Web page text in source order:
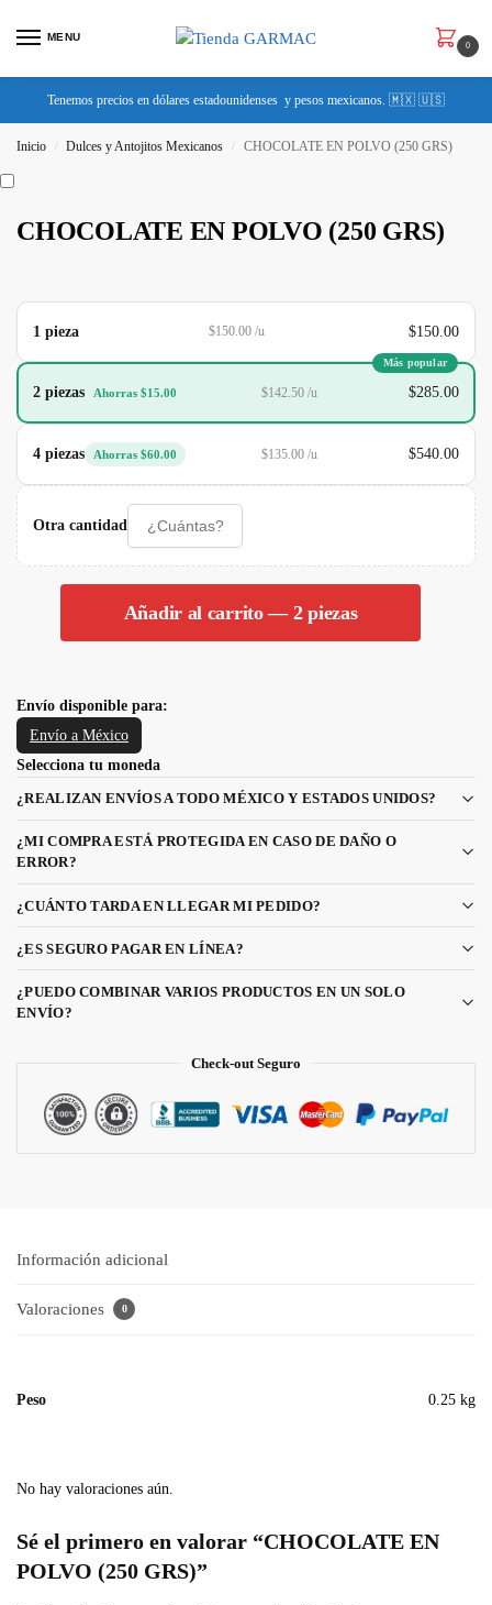
MENU
0
Tenemos precios en dólares estadounidenses y pesos mexicanos. 🇲🇽 🇺🇸
Inicio / Dulces y Antojitos Mexicanos / CHOCOLATE EN POLVO (250 GRS)
CHOCOLATE EN POLVO (250 GRS)
1 pieza $150.00 /u $150.00
Más popular
2 piezas Ahorras $15.00 $142.50 /u $285.00
4 piezas Ahorras $60.00 $135.00 /u $540.00
Otra cantidad
Añadir al carrito — 2 piezas
Envío disponible para:
Envío a México
Selecciona tu moneda
¿REALIZAN ENVÍOS A TODO MÉXICO Y ESTADOS UNIDOS?
¿MI COMPRA ESTÁ PROTEGIDA EN CASO DE DAÑO O
ERROR?
¿CUÁNTO TARDA EN LLEGAR MI PEDIDO?
¿ES SEGURO PAGAR EN LÍNEA?
¿PUEDO COMBINAR VARIOS PRODUCTOS EN UN SOLO
ENVÍO?
Check-out Seguro
Información adicional
Valoraciones 0
Peso 0.25 kg
No hay valoraciones aún.
Sé el primero en valorar “CHOCOLATE EN
POLVO (250 GRS)”